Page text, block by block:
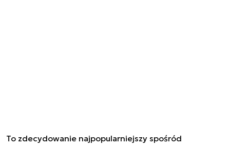
To zdecydowanie najpopularniejszy spośród